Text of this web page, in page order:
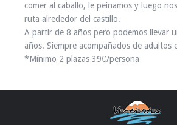
comer al caballo, le peinamos y luego
ruta alrededor del castillo.
A partir de 8 años pero podemos llevar
años. Siempre acompañados de adultos
*Mínimo 2 plazas 39€/persona